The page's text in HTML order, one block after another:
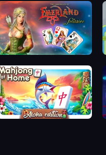
Emerland Solitaire Endless Journey
Aloha Mahjong